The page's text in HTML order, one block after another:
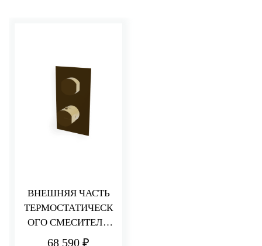
ВНЕШНЯЯ ЧАСТЬ
ТЕРМОСТАТИЧЕСК
ОГО СМЕСИТЕЛЯ
ДЛЯ ДУША НА 1
68 590 ₽